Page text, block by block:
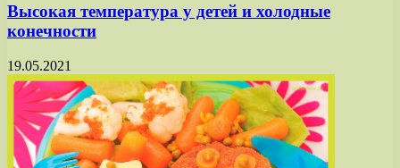
Высокая температура у детей и холодные
конечности
19.05.2021